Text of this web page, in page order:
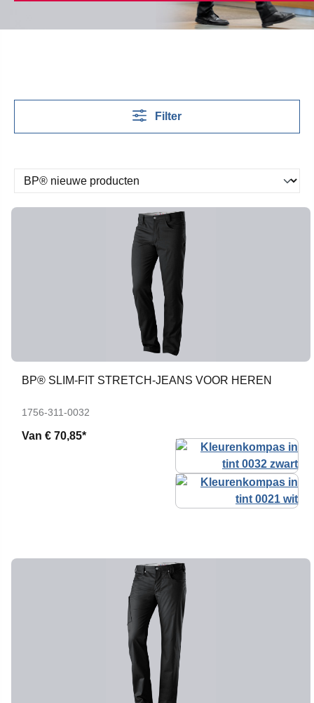
Filter
BP® SLIM-FIT STRETCH-JEANS VOOR HEREN
1756-311-0032
Van € 70,85*